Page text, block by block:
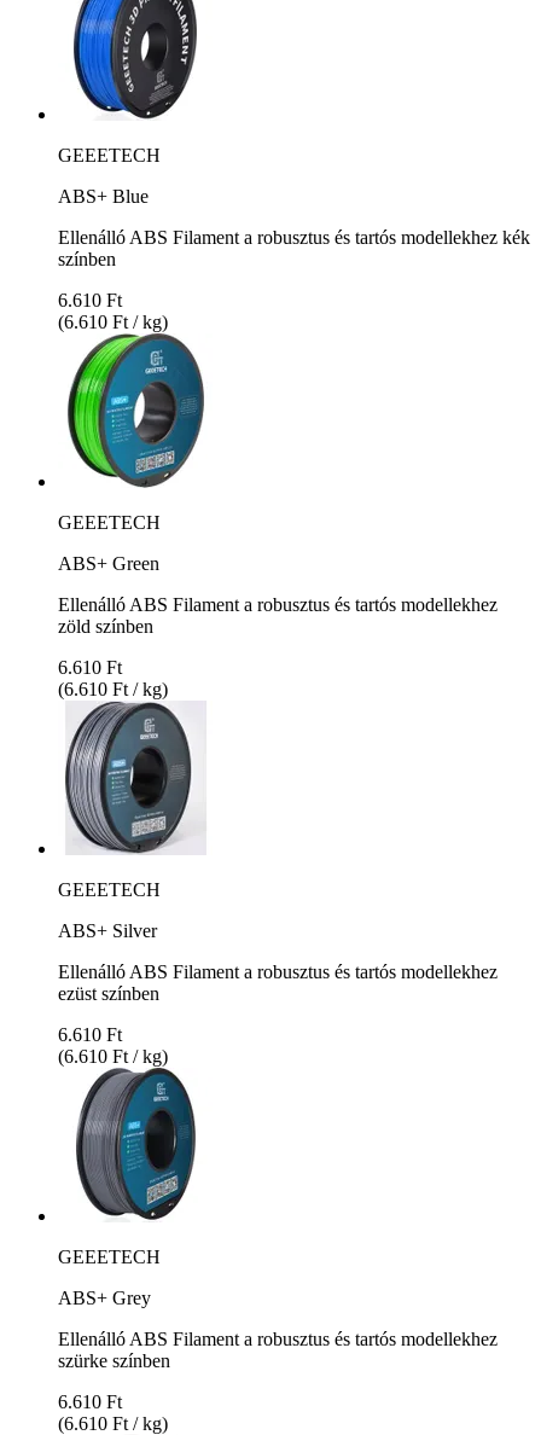
GEEETECH
ABS+ Blue
Ellenálló ABS Filament a robusztus és tartós modellekhez kék
színben
6.610 Ft
(6.610 Ft / kg)
GEEETECH
ABS+ Green
Ellenálló ABS Filament a robusztus és tartós modellekhez
zöld színben
6.610 Ft
(6.610 Ft / kg)
GEEETECH
ABS+ Silver
Ellenálló ABS Filament a robusztus és tartós modellekhez
ezüst színben
6.610 Ft
(6.610 Ft / kg)
GEEETECH
ABS+ Grey
Ellenálló ABS Filament a robusztus és tartós modellekhez
szürke színben
6.610 Ft
(6.610 Ft / kg)